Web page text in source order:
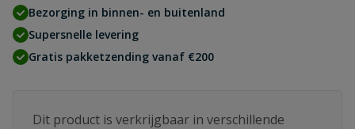
Bezorging in binnen- en buitenland
Supersnelle levering
Gratis pakketzending vanaf €200
Dit product is verkrijgbaar in verschillende